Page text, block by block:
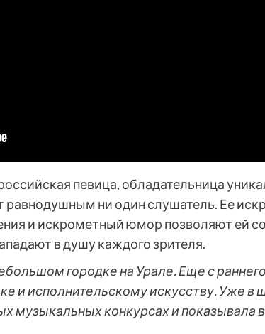
певица, обладательница
равнодушным ни один слушатель. Ее
и искрометный юмор позволяют ей
в душу каждого зрителя.
городке на Урале. Еще с
и исполнительскому искусству. Уже в
музыкальных конкурсах и показывала